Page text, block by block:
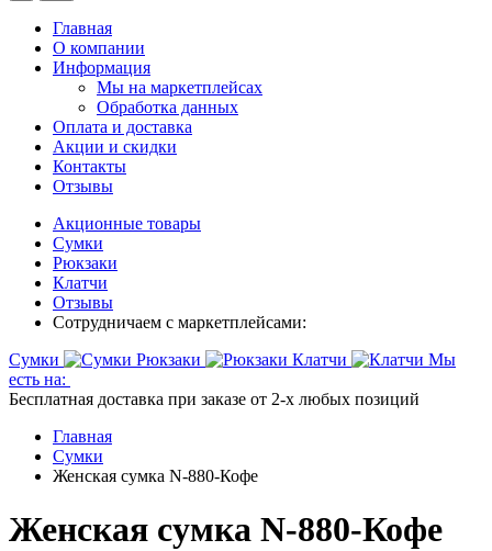
Главная
О компании
Информация
Мы на маркетплейсах
Обработка данных
Оплата и доставка
Акции и скидки
Контакты
Отзывы
Акционные товары
Сумки
Рюкзаки
Клатчи
Отзывы
Сотрудничаем с маркетплейсами:
Сумки
Рюкзаки Клатчи
Мы
есть на:
Бесплатная доставка при заказе от 2-х любых позиций
Главная
Сумки
Женская сумка N-880-Кофе
Женская сумка N-880-Кофе